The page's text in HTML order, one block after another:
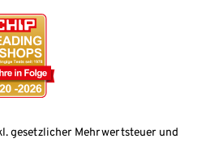
gesetzlicher Mehrwertsteuer und